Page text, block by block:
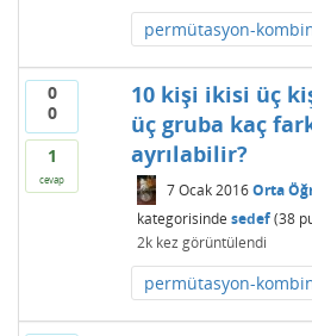
permütasyon-
0
0
1
cevap
10 kişi ikisi üç
üç gruba kaç
ayrılabilir?
7 Ocak 2016 Orta
kategorisinde sedef (38
2kkez görüntülendi
permütasyon-